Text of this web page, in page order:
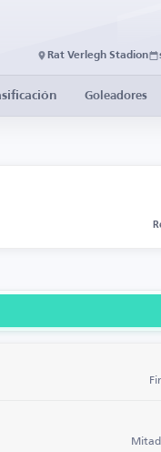
Rat Verlegh Stadion
Goleadores